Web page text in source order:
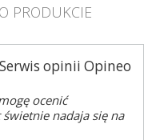
PRODUKCIE
Serwis opinii Opineo
ocenić
nadaja się na